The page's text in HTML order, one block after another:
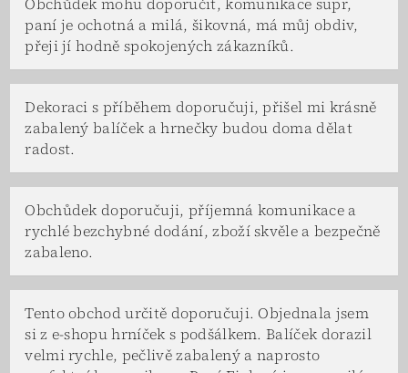
paní je ochotná a milá, šikovná, má můj obdiv,
přeji jí hodně spokojených zákazníků.
Dekoraci s příběhem doporučuji, přišel mi krásně
zabalený balíček a hrnečky budou doma dělat
radost.
Obchůdek doporučuji, příjemná komunikace a
rychlé bezchybné dodání, zboží skvěle a bezpečně
zabaleno.
Tento obchod určitě doporučuji. Objednala jsem
si z e-shopu hrníček s podšálkem. Balíček dorazil
velmi rychle, pečlivě zabalený a naprosto